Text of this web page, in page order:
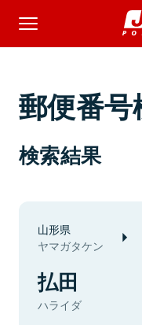
郵便番号
検索結果
山形県
ヤマガタケン
払田
ハライダ